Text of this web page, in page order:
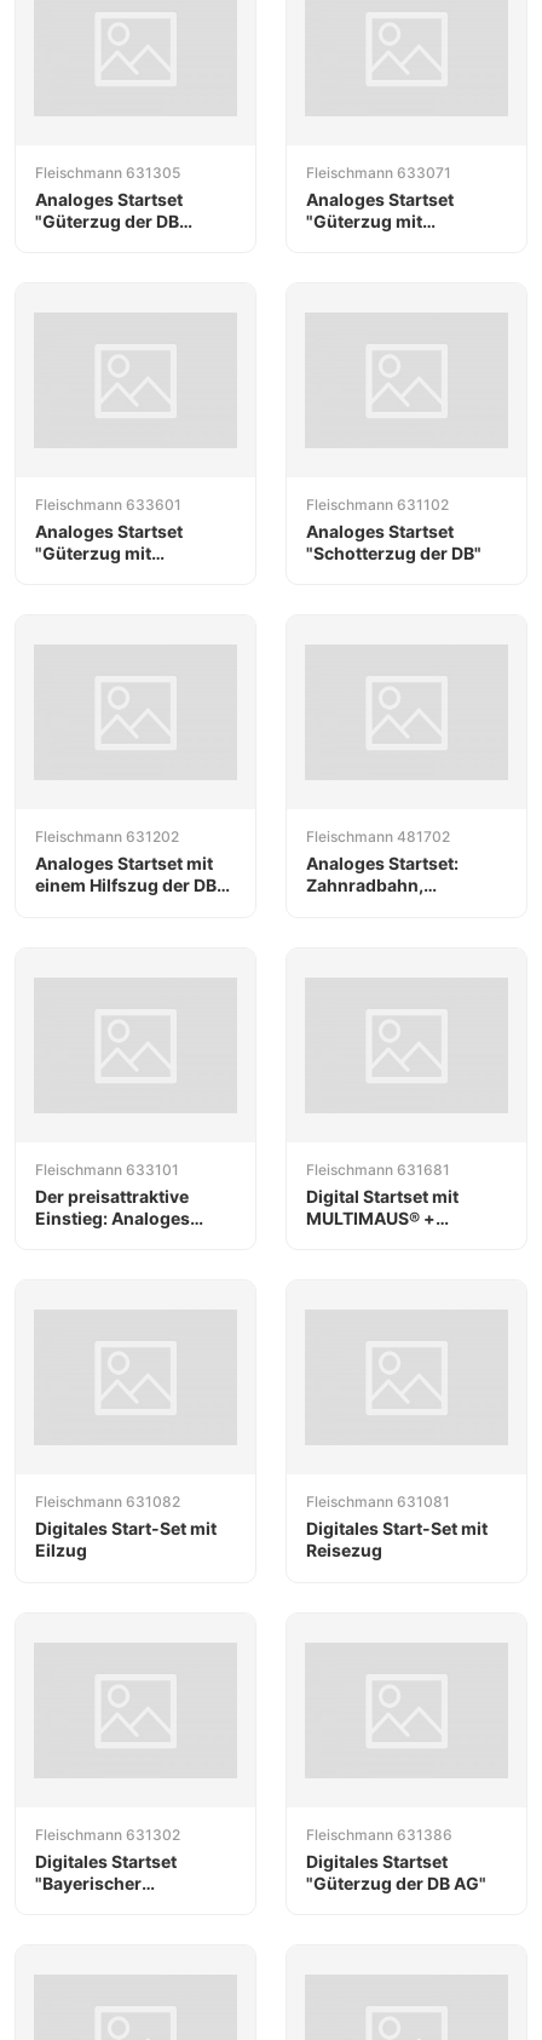
Fleischmann 631305
Analoges Startset
"Güterzug der DB
Fleischmann 633071
Analoges Startset
"Güterzug mit
Fleischmann 633601
Analoges Startset
"Güterzug mit
Fleischmann 631102
Analoges Startset
"Schotterzug der DB"
Fleischmann 631202
Analoges Startset mit
einem Hilfszug der DB
Fleischmann 481702
Analoges Startset:
Zahnradbahn,
Fleischmann 633101
Der preisattraktive
Einstieg: Analoges
Fleischmann 631681
Digital Startset mit
MULTIMAUS® +
Fleischmann 631082
Digitales Start-Set mit
Eilzug
Fleischmann 631081
Digitales Start-Set mit
Reisezug
Fleischmann 631302
Digitales Startset
"Bayerischer
Fleischmann 631386
Digitales Startset
"Güterzug der DB AG"